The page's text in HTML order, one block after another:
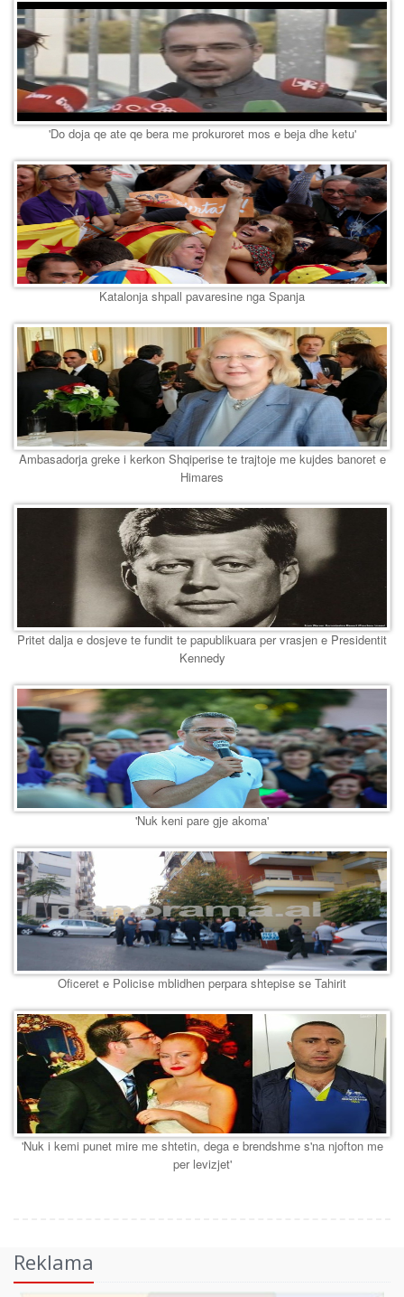
'Do doja qe ate qe bera me prokuroret mos e beja dhe ketu'
Katalonja shpall pavaresine nga Spanja
Ambasadorja greke i kerkon Shqiperise te trajtoje me kujdes banoret e
Himares
Pritet dalja e dosjeve te fundit te papublikuara per vrasjen e Presidentit
Kennedy
'Nuk keni pare gje akoma'
Oficeret e Policise mblidhen perpara shtepise se Tahirit
'Nuk i kemi punet mire me shtetin, dega e brendshme s'na njofton me
per levizjet'
Reklama